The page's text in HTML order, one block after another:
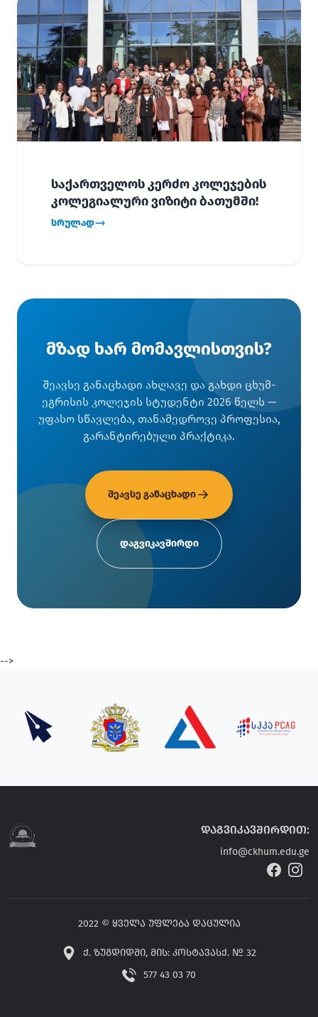
საქართველოს კერძო კოლეჯების
კოლეგიალური ვიზიტი ბათუმში!
სრულად
მზად ხარ მომავლისთვის?
შეავსე განაცხადი ახლავე და გახდი ცხუმ-
ეგრისის კოლეჯის სტუდენტი 2026 წელს —
უფასო სწავლება, თანამედროვე პროფესია,
გარანტირებული პრაქტიკა.
შეავსე განაცხადი
დაგვიკავშირდი
-->
დაგვიკავშირდით:
info@ckhum.edu.ge
2022 © ყველა უფლება დაცულია
ქ. ზუგდიდში, მის: კოსტავასქ. № 32
577 43 03 70